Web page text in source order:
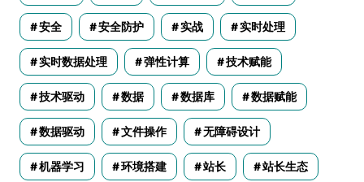
安全 安全防护 实战 实时处理
实时数据处理 弹性计算 技术赋能
技术驱动 数据 数据库 数据赋能
数据驱动 文件操作 无障碍设计
机器学习 环境搭建 站长 站长生态